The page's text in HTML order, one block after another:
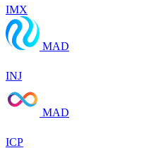
IMX
MAD
INJ
MAD
ICP